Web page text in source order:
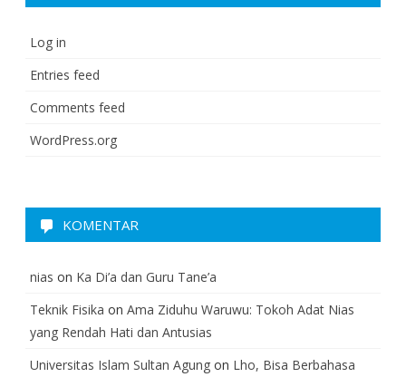
Log in
Entries feed
Comments feed
WordPress.org
KOMENTAR
nias on Ka Di’a dan Guru Tane’a
Teknik Fisika on Ama Ziduhu Waruwu: Tokoh Adat Nias
yang Rendah Hati dan Antusias
Universitas Islam Sultan Agung on Lho, Bisa Berbahasa